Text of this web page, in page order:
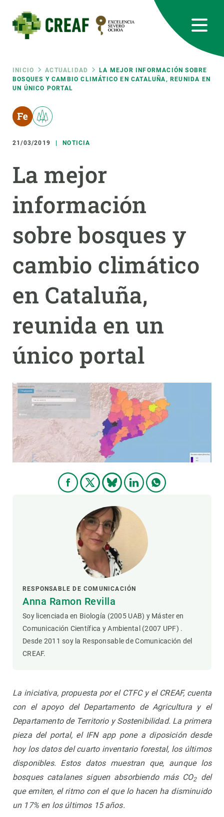
contenido
principal
Ruta
de
navegación
INICIO ACTUALIDAD
LA MEJOR INFORMACIÓN SOBRE
BOSQUES Y CAMBIO CLIMÁTICO EN CATALUÑA, REUNIDA EN
UN ÚNICO PORTAL
21/03/2019 NOTICIA
La mejor
información
sobre bosques y
cambio climático
en Cataluña,
reunida en un
único portal
RESPONSABLE DE COMUNICACIÓN
Anna Ramon Revilla
Soy licenciada en Biología (2005 UAB) y Máster en
Comunicación Científica y Ambiental (2007 UPF) .
Desde 2011 soy la Responsable de Comunicación del
CREAF.
La iniciativa, propuesta por el CTFC y el CREAF, cuenta
con el apoyo del Departamento de Agricultura y el
Departamento de Territorio y Sostenibilidad. La primera
pieza del portal, el IFN app pone a diposición desde
hoy los datos del cuarto inventario forestal, los últimos
disponibles. Estos datos muestran que, aunque los
bosques catalanes siguen absorbiendo más CO2del
que emiten, el ritmo con el que lo hacen ha disminuido
un 17% en los últimos 15 años.
RRSS
Featured
responsive
Responsive
menu
INVESTIGACIÓN
CIENCIA EN ACCIÓN
NOTICIAS Y AGENDA